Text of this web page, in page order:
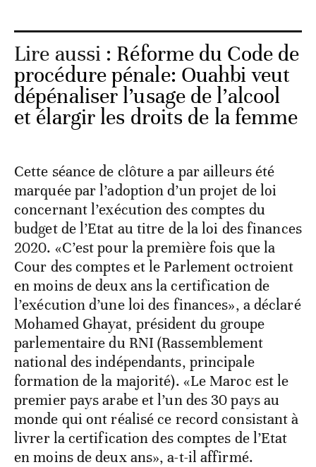
Lire aussi : Réforme du Code de
procédure pénale: Ouahbi veut
dépénaliser l’usage de l’alcool
et élargir les droits de la femme
Cette séance de clôture a par ailleurs été
marquée par l’adoption d’un projet de loi
concernant l’exécution des comptes du
budget de l’Etat au titre de la loi des finances
2020. «C’est pour la première fois que la
Cour des comptes et le Parlement octroient
en moins de deux ans la certification de
l’exécution d’une loi des finances», a déclaré
Mohamed Ghayat, président du groupe
parlementaire du RNI (Rassemblement
national des indépendants, principale
formation de la majorité). «Le Maroc est le
premier pays arabe et l’un des 30 pays au
monde qui ont réalisé ce record consistant à
livrer la certification des comptes de l’Etat
en moins de deux ans», a-t-il affirmé.